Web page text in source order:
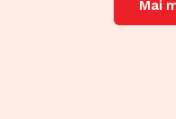
Mai